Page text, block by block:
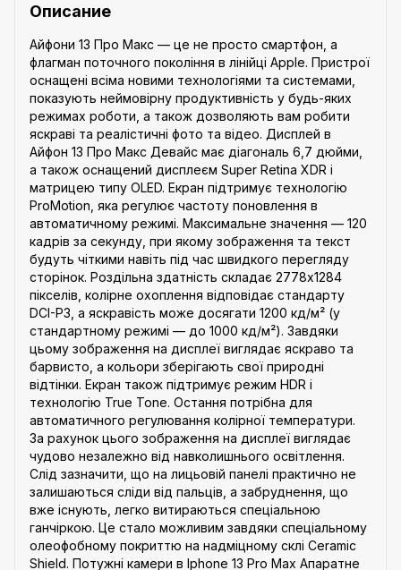
Описание
Айфони 13 Про Макс — це не просто смартфон, а
флагман поточного покоління в лінійці Apple. Пристрої
оснащені всіма новими технологіями та системами,
показують неймовірну продуктивність у будь-яких
режимах роботи, а також дозволяють вам робити
яскраві та реалістичні фото та відео. Дисплей в
Айфон 13 Про Макс Девайс має діагональ 6,7 дюйми,
а також оснащений дисплеєм Super Retina XDR і
матрицею типу OLED. Екран підтримує технологію
ProMotion, яка регулює частоту поновлення в
автоматичному режимі. Максимальне значення — 120
кадрів за секунду, при якому зображення та текст
будуть чіткими навіть під час швидкого перегляду
сторінок. Роздільна здатність складає 2778x1284
пікселів, колірне охоплення відповідає стандарту
DCI-P3, а яскравість може досягати 1200 кд/м² (у
стандартному режимі — до 1000 кд/м²). Завдяки
цьому зображення на дисплеї виглядає яскраво та
барвисто, а кольори зберігають свої природні
відтінки. Екран також підтримує режим HDR і
технологію True Tone. Остання потрібна для
автоматичного регулювання колірної температури.
За рахунок цього зображення на дисплеї виглядає
чудово незалежно від навколишнього освітлення.
Слід зазначити, що на лицьовій панелі практично не
залишаються сліди від пальців, а забруднення, що
вже існують, легко витираються спеціальною
ганчіркою. Це стало можливим завдяки спеціальному
олеофобному покриттю на надміцному склі Ceramic
Shield. Потужні камери в Iphone 13 Pro Max Апаратне